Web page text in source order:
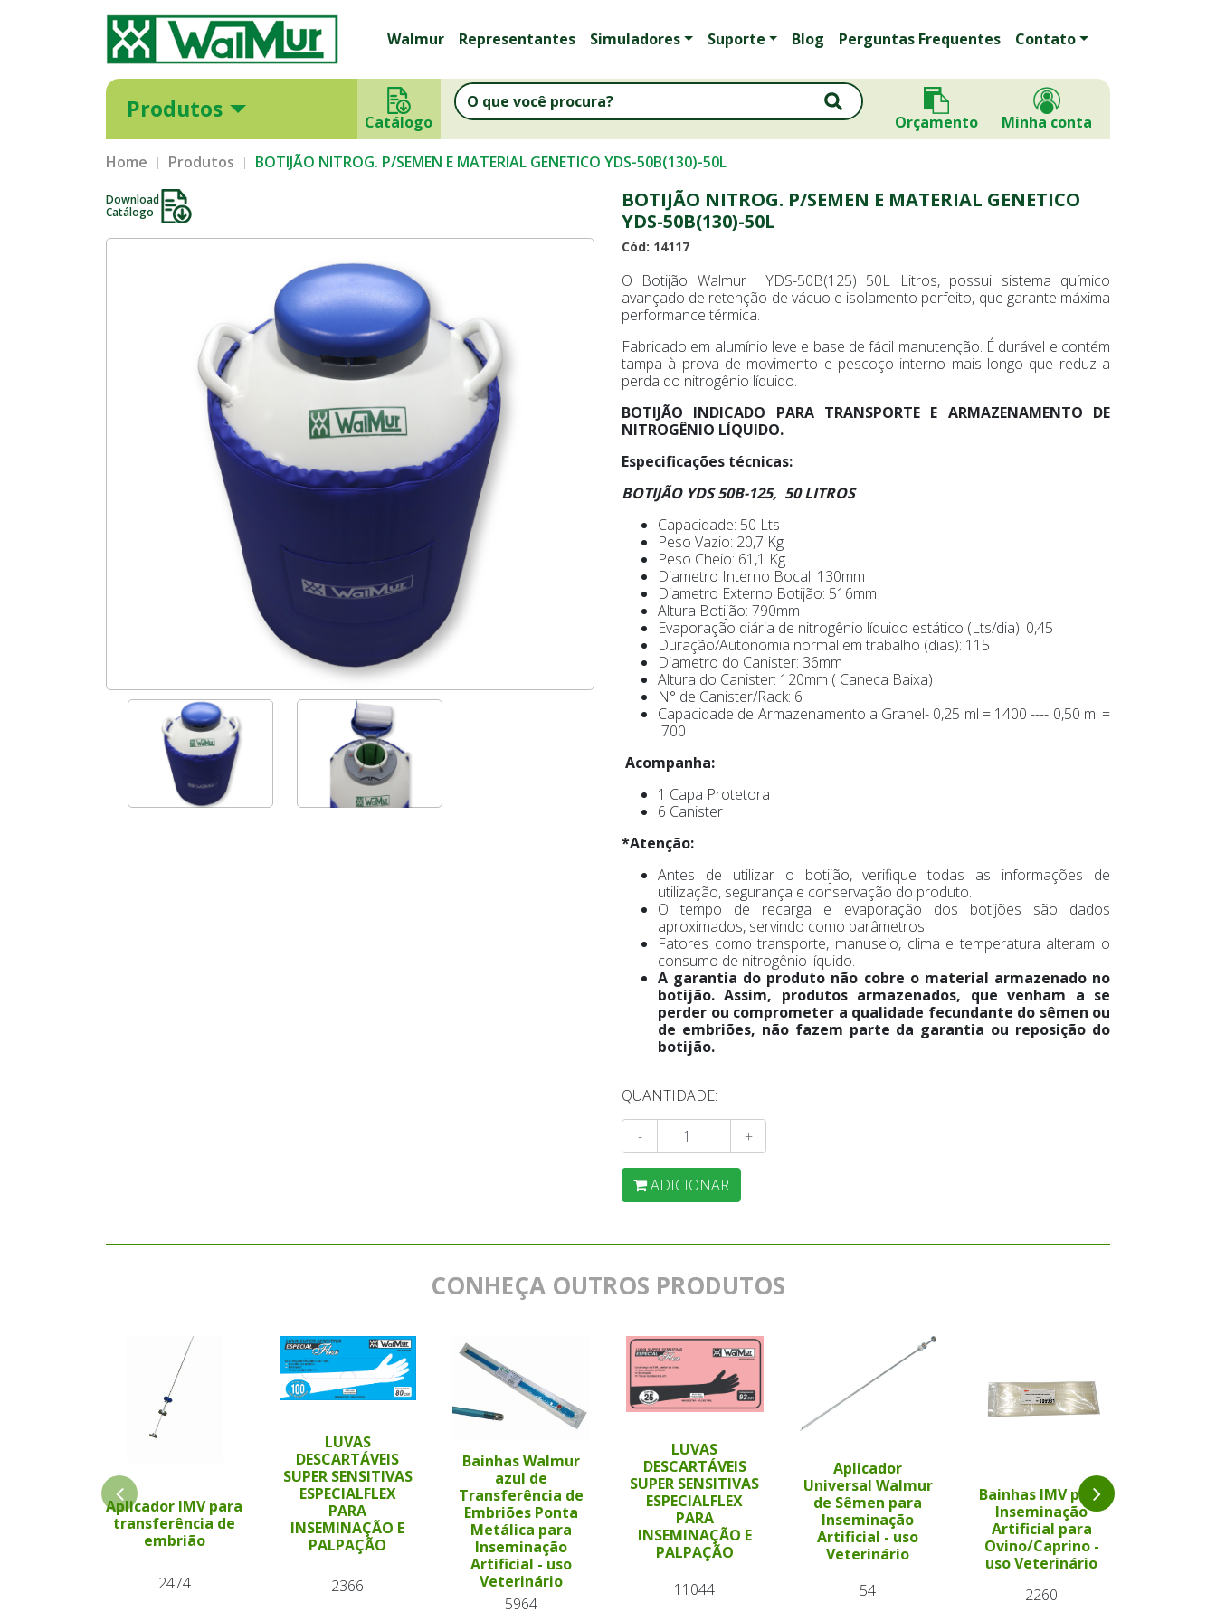
Walmur Representantes Simuladores Suporte Blog Perguntas Frequentes Contato
Produtos Catálogo Orçamento Minha conta
Home Produtos BOTIJÃO NITROG. P/SEMEN E MATERIAL GENETICO YDS-50B(130)-50L
Download
Catálogo
BOTIJÃO NITROG. P/SEMEN E MATERIAL GENETICO
YDS-50B(130)-50L
Cód: 14117
O Botijão Walmur YDS-50B(125) 50L Litros, possui sistema químico
avançado de retenção de vácuo e isolamento perfeito, que garante máxima
performance térmica.
Fabricado em alumínio leve e base de fácil manutenção. É durável e contém
tampa à prova de movimento e pescoço interno mais longo que reduz a
perda do nitrogênio líquido.
BOTIJÃO INDICADO PARA TRANSPORTE E ARMAZENAMENTO DE
NITROGÊNIO LÍQUIDO.
Especificações técnicas:
BOTIJÃO YDS 50B-125, 50 LITROS
Capacidade: 50 Lts
Peso Vazio: 20,7 Kg
Peso Cheio: 61,1 Kg
Diametro Interno Bocal: 130mm
Diametro Externo Botijão: 516mm
Altura Botijão: 790mm
Evaporação diária de nitrogênio líquido estático (Lts/dia): 0,45
Duração/Autonomia normal em trabalho (dias): 115
Diametro do Canister: 36mm
Altura do Canister: 120mm ( Caneca Baixa)
N° de Canister/Rack: 6
Capacidade de Armazenamento a Granel- 0,25 ml = 1400 ---- 0,50 ml =
700
Acompanha:
1 Capa Protetora
6 Canister
*Atenção:
Antes de utilizar o botijão, verifique todas as informações de
utilização, segurança e conservação do produto.
O tempo de recarga e evaporação dos botijões são dados
aproximados, servindo como parâmetros.
Fatores como transporte, manuseio, clima e temperatura alteram o
consumo de nitrogênio líquido.
A garantia do produto não cobre o material armazenado no
botijão. Assim, produtos armazenados, que venham a se
perder ou comprometer a qualidade fecundante do sêmen ou
de embriões, não fazem parte da garantia ou reposição do
botijão.
QUANTIDADE:
- +
ADICIONAR
CONHEÇA OUTROS PRODUTOS
Aplicador IMV para
transferência de
embrião
2474
LUVAS
DESCARTÁVEIS
SUPER SENSITIVAS
ESPECIALFLEX
PARA
INSEMINAÇÃO E
PALPAÇÃO
2366
Bainhas Walmur
azul de
Transferência de
Embriões Ponta
Metálica para
Inseminação
Artificial - uso
Veterinário
5964
LUVAS
DESCARTÁVEIS
SUPER SENSITIVAS
ESPECIALFLEX
PARA
INSEMINAÇÃO E
PALPAÇÃO
11044
Aplicador
Universal Walmur
de Sêmen para
Inseminação
Artificial - uso
Veterinário
54
Bainhas IMV para
Inseminação
Artificial para
Ovino/Caprino -
uso Veterinário
2260